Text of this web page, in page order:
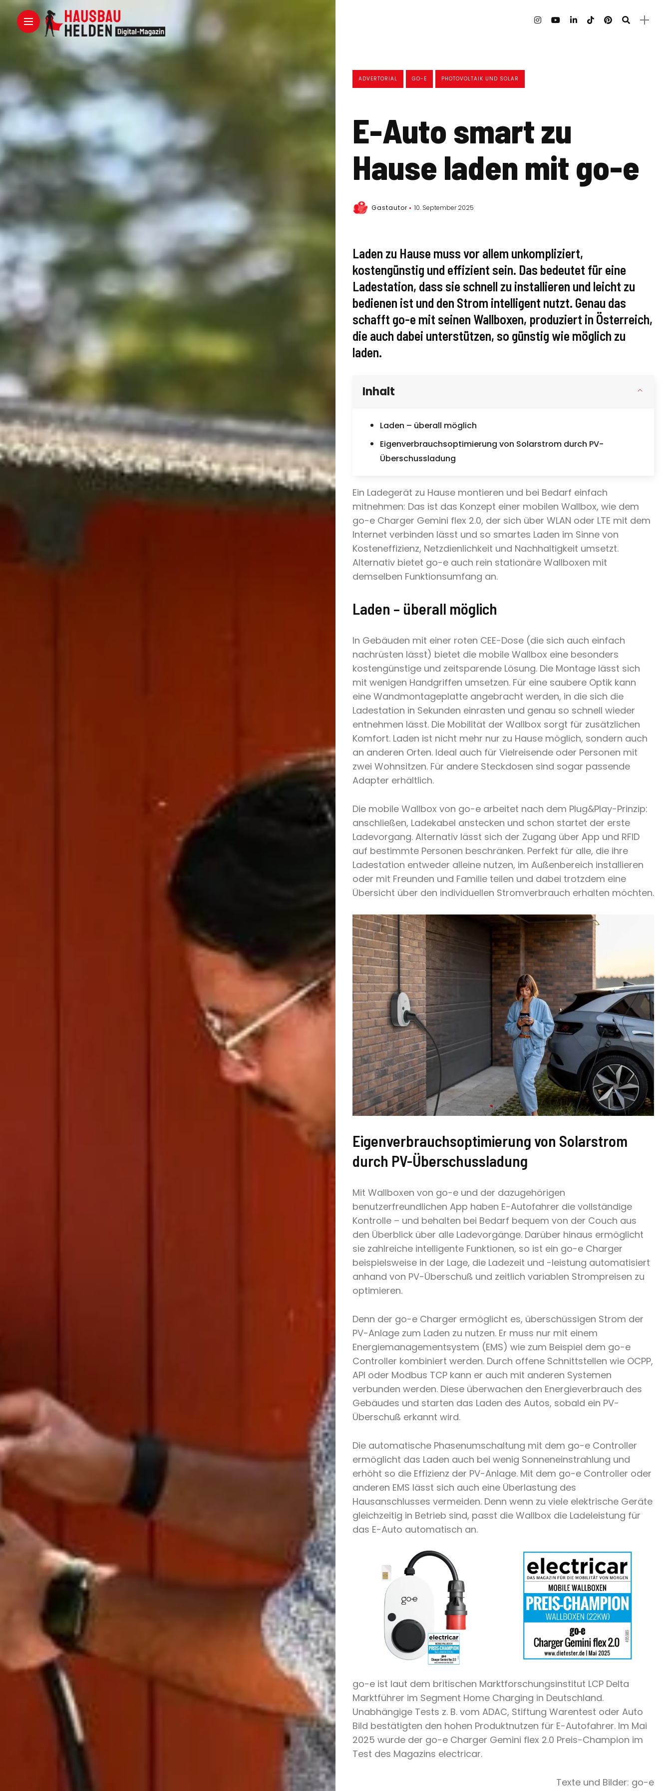
Haustypen
Homestory
Ratgeber
Wohntrends
Outdoor
E-Auto smart zu
Hause laden mit go-e
Gastautor 10. September 2025
Laden zu Hause muss vor allem unkompliziert,
kostengünstig und effizient sein. Das bedeutet für eine
Ladestation, dass sie schnell zu installieren und leicht zu
bedienen ist und den Strom intelligent nutzt. Genau das
schafft go-e mit seinen Wallboxen, produziert in Österreich,
die auch dabei unterstützen, so günstig wie möglich zu
laden.
Inhalt
Laden – überall möglich
Eigenverbrauchsoptimierung von Solarstrom durch PV-
Überschussladung
Ein Ladegerät zu Hause montieren und bei Bedarf einfach
mitnehmen: Das ist das Konzept einer mobilen Wallbox, wie dem
go-e Charger Gemini flex 2.0, der sich über WLAN oder LTE mit dem
Internet verbinden lässt und so smartes Laden im Sinne von
Kosteneffizienz, Netzdienlichkeit und Nachhaltigkeit umsetzt.
Alternativ bietet go-e auch rein stationäre Wallboxen mit
demselben Funktionsumfang an.
Laden – überall möglich
In Gebäuden mit einer roten CEE-Dose (die sich auch einfach
nachrüsten lässt) bietet die mobile Wallbox eine besonders
kostengünstige und zeitsparende Lösung. Die Montage lässt sich
mit wenigen Handgriffen umsetzen. Für eine saubere Optik kann
eine Wandmontageplatte angebracht werden, in die sich die
Ladestation in Sekunden einrasten und genau so schnell wieder
entnehmen lässt. Die Mobilität der Wallbox sorgt für zusätzlichen
Komfort. Laden ist nicht mehr nur zu Hause möglich, sondern auch
an anderen Orten. Ideal auch für Vielreisende oder Personen mit
zwei Wohnsitzen. Für andere Steckdosen sind sogar passende
Adapter erhältlich.
Die mobile Wallbox von go-e arbeitet nach dem Plug&Play-Prinzip:
anschließen, Ladekabel anstecken und schon startet der erste
Ladevorgang. Alternativ lässt sich der Zugang über App und RFID
auf bestimmte Personen beschränken. Perfekt für alle, die ihre
Ladestation entweder alleine nutzen, im Außenbereich installieren
oder mit Freunden und Familie teilen und dabei trotzdem eine
Übersicht über den individuellen Stromverbrauch erhalten möchten.
Eigenverbrauchsoptimierung von Solarstrom
durch PV-Überschussladung
Mit Wallboxen von go-e und der dazugehörigen
benutzerfreundlichen App haben E-Autofahrer die vollständige
Kontrolle – und behalten bei Bedarf bequem von der Couch aus
den Überblick über alle Ladevorgänge. Darüber hinaus ermöglicht
sie zahlreiche intelligente Funktionen, so ist ein go-e Charger
beispielsweise in der Lage, die Ladezeit und -leistung automatisiert
anhand von PV-Überschuß und zeitlich variablen Strompreisen zu
optimieren.
Denn der go-e Charger ermöglicht es, überschüssigen Strom der
PV-Anlage zum Laden zu nutzen. Er muss nur mit einem
Energiemanagementsystem (EMS) wie zum Beispiel dem go-e
Controller kombiniert werden. Durch offene Schnittstellen wie OCPP,
API oder Modbus TCP kann er auch mit anderen Systemen
verbunden werden. Diese überwachen den Energieverbrauch des
Gebäudes und starten das Laden des Autos, sobald ein PV-
Überschuß erkannt wird.
Die automatische Phasenumschaltung mit dem go-e Controller
ermöglicht das Laden auch bei wenig Sonneneinstrahlung und
erhöht so die Effizienz der PV-Anlage. Mit dem go-e Controller oder
anderen EMS lässt sich auch eine Überlastung des
Hausanschlusses vermeiden. Denn wenn zu viele elektrische Geräte
gleichzeitig in Betrieb sind, passt die Wallbox die Ladeleistung für
das E-Auto automatisch an.
go-e ist laut dem britischen Marktforschungsinstitut LCP Delta
Marktführer im Segment Home Charging in Deutschland.
Unabhängige Tests z. B. vom ADAC, Stiftung Warentest oder Auto
Bild bestätigten den hohen Produktnutzen für E-Autofahrer. Im Mai
2025 wurde der go-e Charger Gemini flex 2.0 Preis-Champion im
Test des Magazins electricar.
Texte und Bilder: go-e
ADVERTORIAL GO-E PHOTOVOLTAIK UND SOLAR